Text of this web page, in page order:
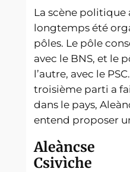
La scène politique
longtemps été
pôles. Le pôle
avec le BNS, et le
l’autre, avec le
troisième parti a
dans le pays,
entend proposer
Aleàncse
Csivìche